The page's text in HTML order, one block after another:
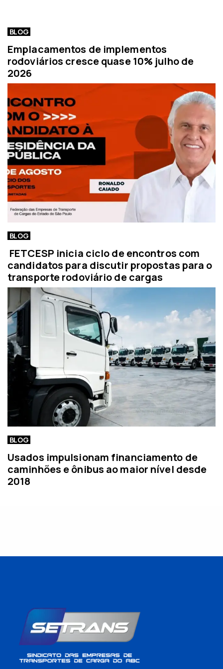
BLOG
Emplacamentos de implementos
rodoviários cresce quase 10% julho de
2026
BLOG
FETCESP inicia ciclo de encontros com
candidatos para discutir propostas para o
transporte rodoviário de cargas
BLOG
Usados impulsionam financiamento de
caminhões e ônibus ao maior nível desde
2018